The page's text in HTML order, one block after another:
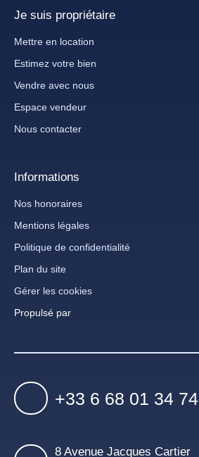
Je suis propriétaire
Mettre en location
Estimez votre bien
Vendre avec nous
Espace vendeur
Nous contacter
Informations
Nos honoraires
Mentions légales
Politique de confidentialité
Plan du site
Gérer les cookies
Propulsé par
+33 6 68 01 34 74
8 Avenue Jacques Cartier